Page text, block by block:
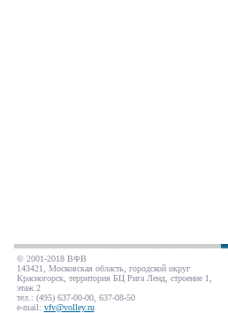
© 2001-2018 ВФВ
143421, Московская область, городской округ
Красногорск, территория БЦ Рига Ленд, строение 1,
этаж 2
тел.: (495) 637-00-00, 637-08-50
e-mail: vfv@volley.ru